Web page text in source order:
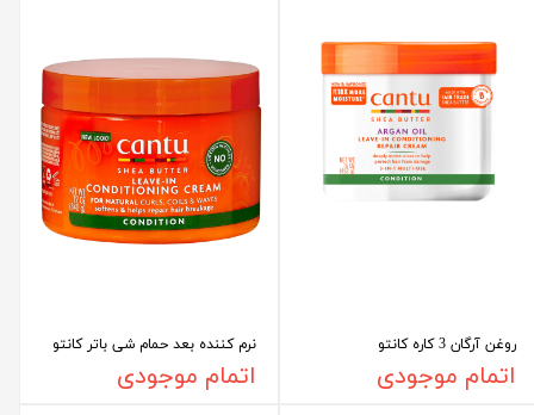
روغن آرگان 3 کاره کانتو
اتمام موجودی
نرم کننده بعد حمام شی باتر کانتو
اتمام موجودی